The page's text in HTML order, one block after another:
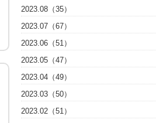
2023.08（35）
2023.07（67）
2023.06（51）
2023.05（47）
2023.04（49）
2023.03（50）
2023.02（51）